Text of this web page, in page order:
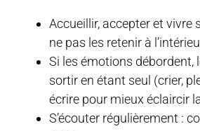
Accueillir, accepter et vivre
ne pas les retenir à
Si les émotions débordent,
sortir en étant seul (crier,
écrire pour mieux éclaircir
S’écouter régulièrement :